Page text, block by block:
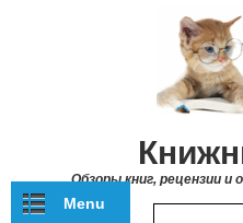
Обзоры книг, рецензии
Menu